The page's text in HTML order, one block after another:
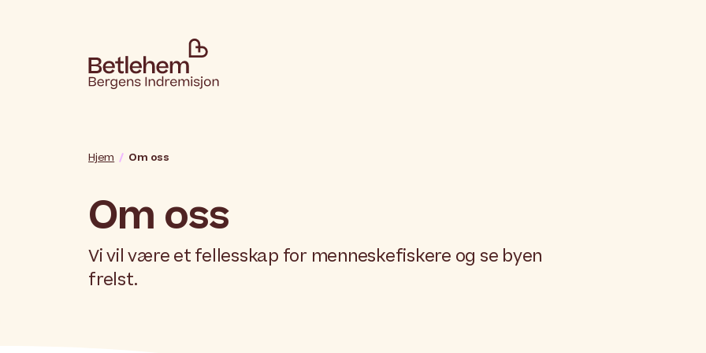
Hjem Om oss
Om oss
Vi vil være et fellesskap for menneskefiskere og se byen
frelst.